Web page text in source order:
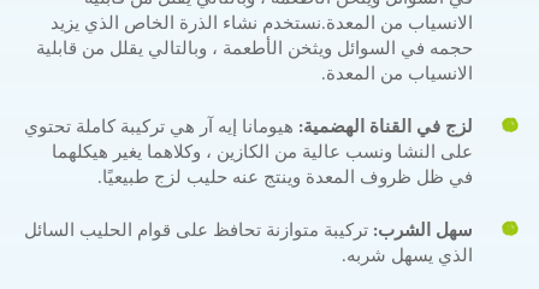
الانسياب من المعدة.نستخدم نشاء الذرة الخاص الذي يزيد
حجمه في السوائل ويثخن الأطعمة ، وبالتالي يقلل من قابلية
الانسياب من المعدة.
لزج في القناة الهضمية: هيومانا إيه آر هي تركيبة كاملة تحتوي
على النشا ونسب عالية من الكازين ، وكلاهما يغير هيكلهما
في ظل ظروف المعدة وينتج عنه حليب لزج طبيعيًا.
سهل الشرب: تركيبة متوازنة تحافظ على قوام الحليب السائل
الذي يسهل شربه.